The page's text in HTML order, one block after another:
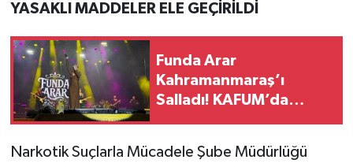
YASAKLI MADDELER ELE GEÇİRİLDİ
Funda Arar
Kahramanmaraş’ı
Salladı! KAFUM’da
Narkotik Suçlarla Mücadele Şube Müdürlüğü